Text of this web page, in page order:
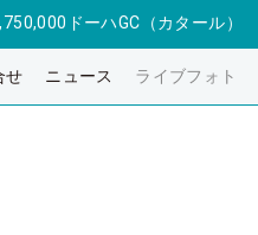
ドーハGC（カタール）
せ ニュース ライブフォト